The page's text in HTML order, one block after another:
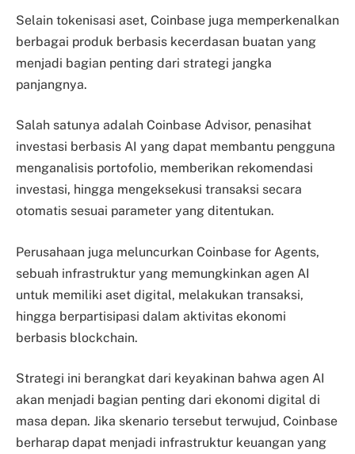
Selain tokenisasi aset, Coinbase juga memperkenalkan
berbagai produk berbasis kecerdasan buatan yang
menjadi bagian penting dari strategi jangka
panjangnya.
Salah satunya adalah Coinbase Advisor, penasihat
investasi berbasis AI yang dapat membantu pengguna
menganalisis portofolio, memberikan rekomendasi
investasi, hingga mengeksekusi transaksi secara
otomatis sesuai parameter yang ditentukan.
Perusahaan juga meluncurkan Coinbase for Agents,
sebuah infrastruktur yang memungkinkan agen AI
untuk memiliki aset digital, melakukan transaksi,
hingga berpartisipasi dalam aktivitas ekonomi
berbasis blockchain.
Strategi ini berangkat dari keyakinan bahwa agen AI
akan menjadi bagian penting dari ekonomi digital di
masa depan. Jika skenario tersebut terwujud, Coinbase
berharap dapat menjadi infrastruktur keuangan yang